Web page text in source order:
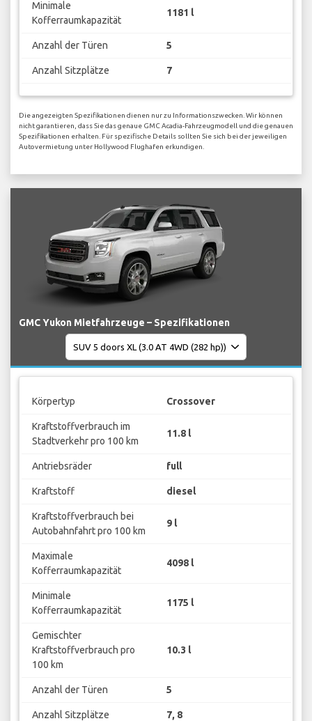
Minimale
Kofferraumkapazität
1181 l
Anzahl der Türen 5
Anzahl Sitzplätze 7
Die angezeigten Spezifikationen dienen nur zu Informationszwecken. Wir können
nicht garantieren, dass Sie das genaue GMC Acadia-Fahrzeugmodell und die genauen
Spezifikationen erhalten. Für spezifische Details sollten Sie sich bei der jeweiligen
Autovermietung unter Hollywood Flughafen erkundigen.
GMC Yukon Mietfahrzeuge – Spezifikationen
Körpertyp Crossover
Kraftstoffverbrauch im
Stadtverkehr pro 100 km
11.8 l
Antriebsräder full
Kraftstoff diesel
Kraftstoffverbrauch bei
Autobahnfahrt pro 100 km
9 l
Maximale
Kofferraumkapazität
4098 l
Minimale
Kofferraumkapazität
1175 l
Gemischter
Kraftstoffverbrauch pro
100 km
10.3 l
Anzahl der Türen 5
Anzahl Sitzplätze 7, 8